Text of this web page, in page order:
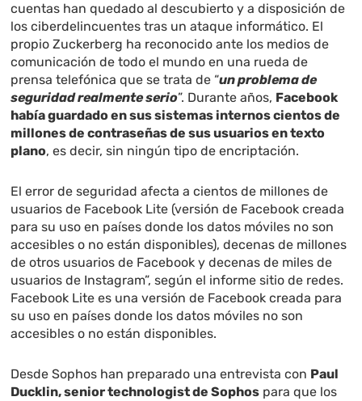
cuentas han quedado al descubierto y a disposición de
los ciberdelincuentes tras un ataque informático. El
propio Zuckerberg ha reconocido ante los medios de
comunicación de todo el mundo en una rueda de
prensa telefónica que se trata de “un problema de
seguridad realmente serio”. Durante años, Facebook
había guardado en sus sistemas internos cientos de
millones de contraseñas de sus usuarios en texto
plano, es decir, sin ningún tipo de encriptación.
El error de seguridad afecta a cientos de millones de
usuarios de Facebook Lite (versión de Facebook creada
para su uso en países donde los datos móviles no son
accesibles o no están disponibles), decenas de millones
de otros usuarios de Facebook y decenas de miles de
usuarios de Instagram”, según el informe sitio de redes.
Facebook Lite es una versión de Facebook creada para
su uso en países donde los datos móviles no son
accesibles o no están disponibles.
Desde Sophos han preparado una entrevista con Paul
Ducklin, senior technologist de Sophos para que los